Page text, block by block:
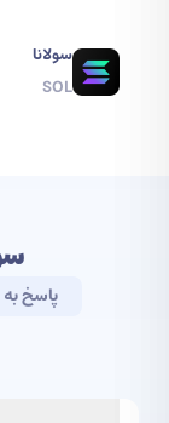
سولانا
SOL
پاسخ